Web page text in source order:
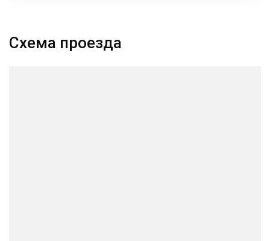
Схема проезда